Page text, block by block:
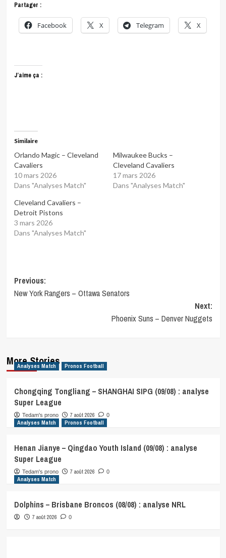
Partager :
Facebook X Telegram X
J’aime ça :
Similaire
Orlando Magic – Cleveland
Cavaliers
10 mars 2026
Dans "Analyses Match"
Milwaukee Bucks –
Cleveland Cavaliers
17 mars 2026
Dans "Analyses Match"
Cleveland Cavaliers –
Detroit Pistons
3 mars 2026
Dans "Analyses Match"
Post
navigation
Previous:
New York Rangers – Ottawa Senators
Next:
Phoenix Suns – Denver Nuggets
More Stories
Analyses Match Pronos Football
Chongqing Tongliang – SHANGHAI SIPG (09/08) : analyse
Super League
Tedam's prono 7 août 2026 0
Analyses Match Pronos Football
Henan Jianye – Qingdao Youth Island (09/08) : analyse
Super League
Tedam's prono 7 août 2026 0
Analyses Match
Dolphins – Brisbane Broncos (08/08) : analyse NRL
7 août 2026 0